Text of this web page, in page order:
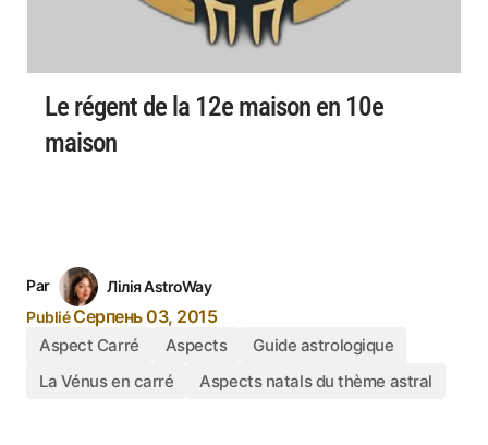
Le régent de la 12e maison en 10e
maison
Par
Лілія AstroWay
PubliéСерпень 03, 2015
Aspect Carré Aspects
Guide astrologique
La Vénus en carré
Aspects natals du thème astral